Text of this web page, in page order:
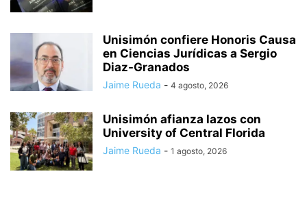
Unisimón confiere Honoris Causa
en Ciencias Jurídicas a Sergio
Diaz-Granados
Jaime Rueda - 4 agosto, 2026
Unisimón afianza lazos con
University of Central Florida
Jaime Rueda - 1 agosto, 2026